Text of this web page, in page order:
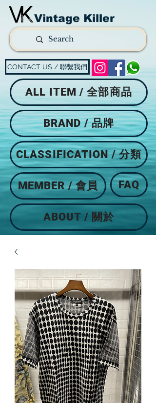
Vintage Killer
CONTACT US / 聯繫我們
ALL ITEM / 全部商品
BRAND / 品牌
CLASSIFICATION / 分類
MEMBER / 會員 FAQ
ABOUT / 關於